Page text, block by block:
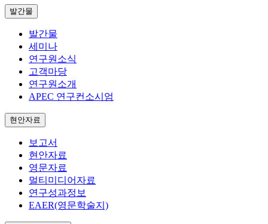
발간물
발간물
세미나
연구원소식
고객마당
연구원소개
APEC 연구컨소시엄
현안자료
보고서
현안자료
영문자료
멀티미디어자료
연구성과정보
EAER(영문학술지)